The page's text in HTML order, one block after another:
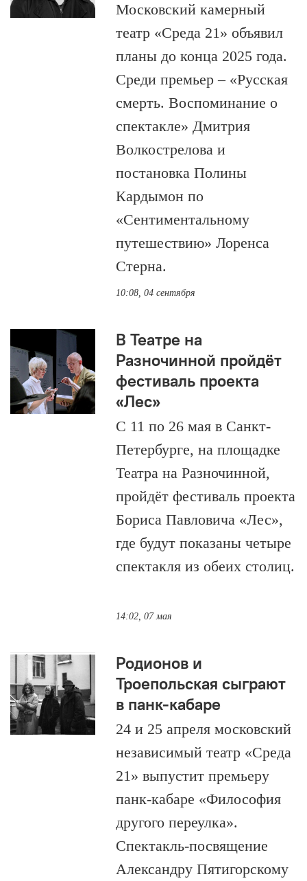
Московский камерный
театр «Среда 21» объявил
планы до конца 2025 года.
Среди премьер – «Русская
смерть. Воспоминание о
спектакле» Дмитрия
Волкострелова и
постановка Полины
Кардымон по
«Сентиментальному
путешествию» Лоренса
Стерна.
10:08, 04 сентября
В Театре на
Разночинной пройдёт
фестиваль проекта
«Лес»
С 11 по 26 мая в Санкт-
Петербурге, на площадке
Театра на Разночинной,
пройдёт фестиваль проекта
Бориса Павловича «Лес»,
где будут показаны четыре
спектакля из обеих столиц.
14:02, 07 мая
Родионов и
Троепольская сыграют
в панк-кабаре
24 и 25 апреля московский
независимый театр «Среда
21» выпустит премьеру
панк-кабаре «Философия
другого переулка».
Спектакль-посвящение
Александру Пятигорскому